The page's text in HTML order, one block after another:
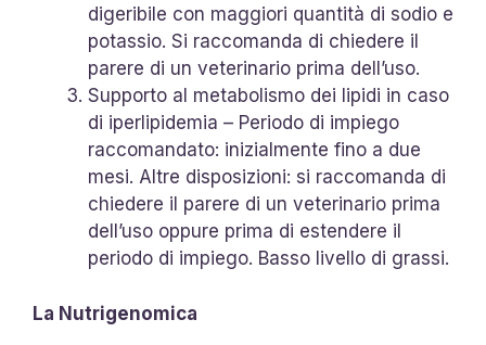
digeribile con maggiori quantità di sodio e
potassio. Si raccomanda di chiedere il
parere di un veterinario prima dell’uso.
Supporto al metabolismo dei lipidi in caso
di iperlipidemia – Periodo di impiego
raccomandato: inizialmente fino a due
mesi. Altre disposizioni: si raccomanda di
chiedere il parere di un veterinario prima
dell’uso oppure prima di estendere il
periodo di impiego. Basso livello di grassi.
La Nutrigenomica